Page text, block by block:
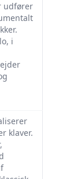
udfører
i
klaver.